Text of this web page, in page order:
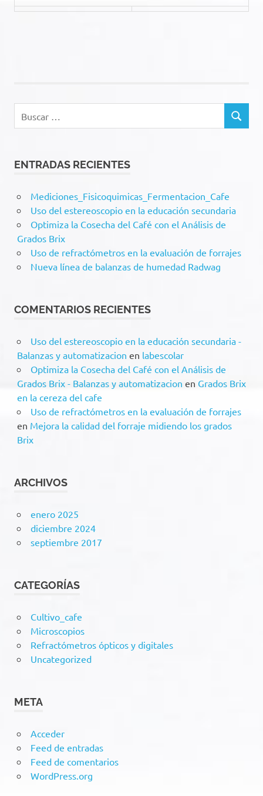
BUSCAR
ENTRADAS RECIENTES
Mediciones_Fisicoquimicas_Fermentacion_Cafe
Uso del estereoscopio en la educación secundaria
Optimiza la Cosecha del Café con el Análisis de
Grados Brix
Uso de refractómetros en la evaluación de forrajes
Nueva línea de balanzas de humedad Radwag
COMENTARIOS RECIENTES
Uso del estereoscopio en la educación secundaria -
Balanzas y automatizacion en labescolar
Optimiza la Cosecha del Café con el Análisis de
Grados Brix - Balanzas y automatizacion en Grados Brix
en la cereza del cafe
Uso de refractómetros en la evaluación de forrajes
en Mejora la calidad del forraje midiendo los grados
Brix
ARCHIVOS
enero 2025
diciembre 2024
septiembre 2017
CATEGORÍAS
Cultivo_cafe
Microscopios
Refractómetros ópticos y digitales
Uncategorized
META
Acceder
Feed de entradas
Feed de comentarios
WordPress.org